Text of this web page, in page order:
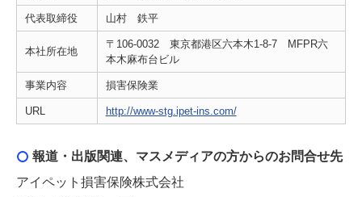
代表取締役 山村 鉄平
本社所在地
〒106-0032 東京都港区六本木1-8-7 MFPR六
本木麻布台ビル
事業内容 損害保険業
URL http://www-stg.ipet-ins.com/
報道・出版関連、マスメディアの方からのお問合せ先
アイペット損害保険株式会社